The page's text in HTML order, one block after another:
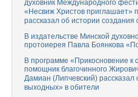
духовник Международного
«Несвиж Христов приглашает»
рассказал об истории создания
В издательстве Минской
протоиерея Павла Боянкова
В программе «Прикосновение к
помощник благочинного
Дамиан (Липчевский)
выходных» в обители